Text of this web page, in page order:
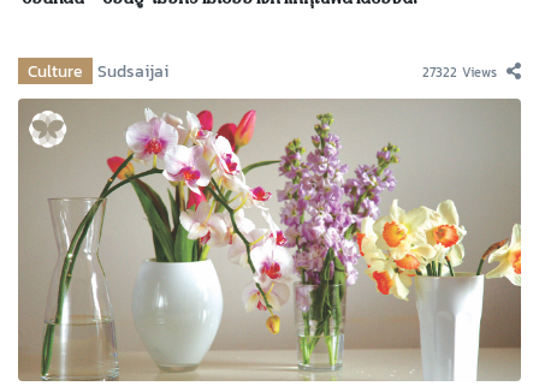
Culture Sudsaijai 27322 Views